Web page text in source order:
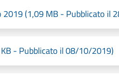
(1,09 MB - Pubblicato il
- Pubblicato il 08/10/2019)